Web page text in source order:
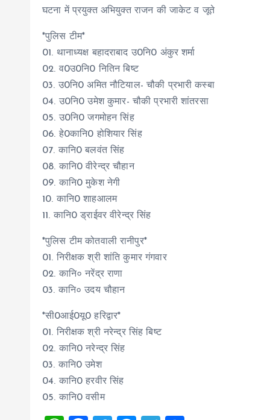
घटना में प्रयुक्त अभियुक्त राजन की जाकेट व जूते
*पुलिस टीम*
01. थानाध्यक्ष बहादराबाद उ0नि0 अंकुर शर्मा
02. व0उ0नि0 नितिन बिष्ट
03. उ0नि0 अमित नौटियाल- चौकी प्रभारी कस्बा
04. उ0नि0 उमेश कुमार- चौकी प्रभारी शांतरसा
05. उ0नि0 जगमोहन सिंह
06. हे0कानि0 होशियार सिंह
07. कानि0 बलवंत सिंह
08. कानि0 वीरेन्द्र चौहान
09. कानि0 मुकेश नेगी
10. कानि0 शाहआलम
11. कानि0 ड्राईवर वीरेन्द्र सिंह
*पुलिस टीम कोतवाली रानीपुर*
01. निरीक्षक श्री शांति कुमार गंगवार
02. कानि० नरेंद्र राणा
03. कानि० उदय चौहान
*सी0आई0यू0 हरिद्वार*
01. निरीक्षक श्री नरेन्द्र सिंह बिष्ट
02. कानि0 नरेन्द्र सिंह
03. कानि0 उमेश
04. कानि0 हरवीर सिंह
05. कानि0 वसीम